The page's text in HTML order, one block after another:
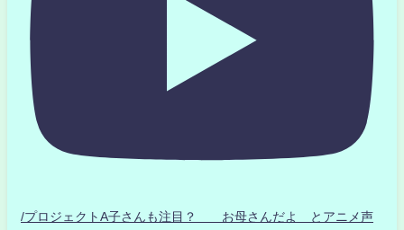
/プロジェクトA子さんも注目？ お母さんだよ とアニメ声